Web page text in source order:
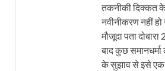
तकनीकी दिक्कत
नवीनीकरण नहीं
मौजूदा पता
बाद कुछ
के सुझाव से इसे एक